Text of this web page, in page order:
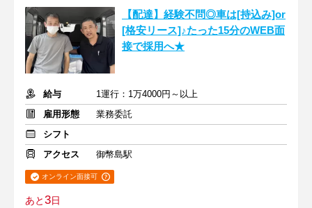
【配達】経験不問◎車は[持込み]or
[格安リース]♪たった15分のWEB面
接で採用へ★
給与
1運行：1万4000円～以上
雇用形態
業務委託
シフト
アクセス
御幣島駅
オンライン面接可
あと3日